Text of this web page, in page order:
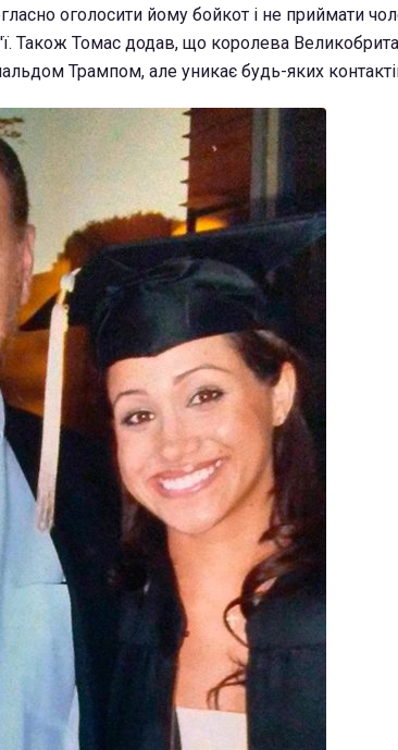
оголосити йому бойкот і не приймати
Також Томас додав, що королева
Трампом, але уникає будь-яких